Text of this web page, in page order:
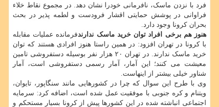
فرد با نزدن ماسک، نافرمانی خودرا نشان دهد. در مجموع نقاط خلاء
فراوانی در پوشش حمایتی اقشار فرودست و لطمه پذیر در بحث
بحران کرونا وجود دارد.
هنوز هم برخی افراد توان خرید ماسک ندارندفرمانده عملیات مقابله
با کرونا در تهران افزود: در همین راستا هنوز افرادی هستند که توان
خرید ماسک ندارند. در تهران ۲۰ هزار نفر بوسیله دستفروشی تامین
معیشت می کنند؛ این آمار، آمار رسمی دستفروشی است، آمار
شناور خیلی بیشتر از اینهاست.
وی با طرح این سوال که چرا در کشورهایی مانند سنگاپور، تایوان،
ویتنام و کره جنوبی با موفقیت عمل شده است، اضافه کرد: سرمایه
اجتماعی انباشته شده در این کشورها پیش از کرونا بسیار مستحکم و